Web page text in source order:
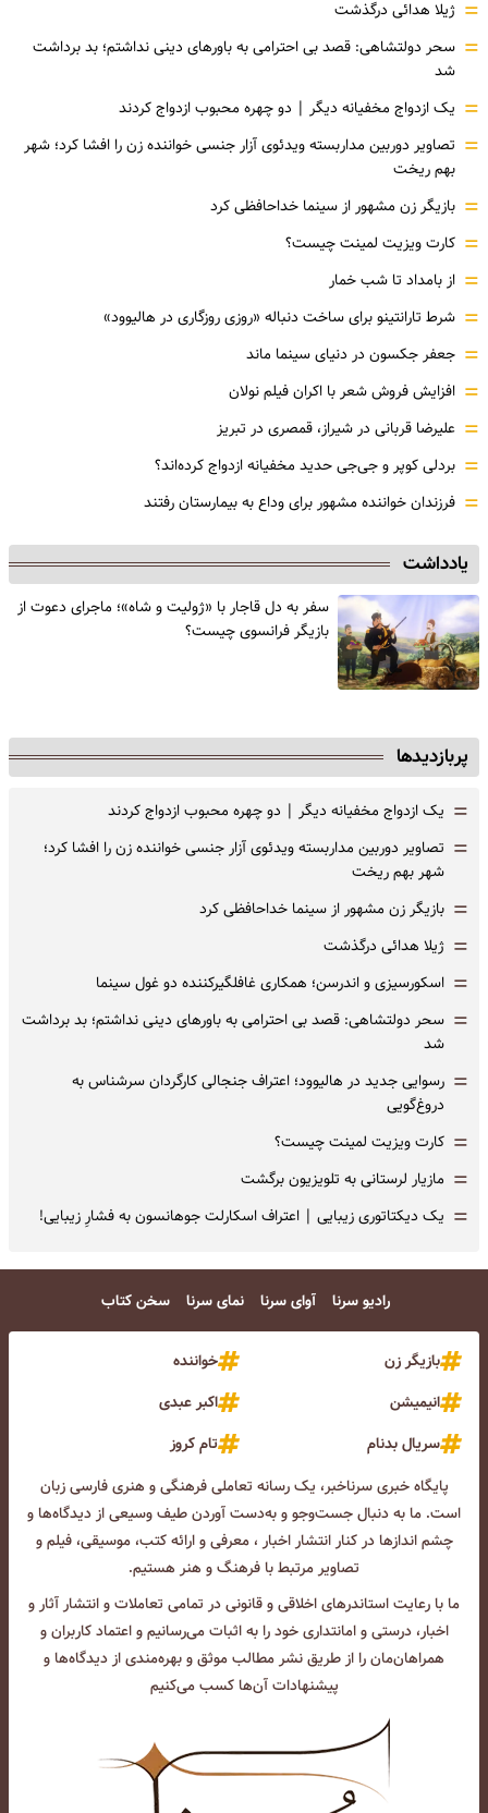
= ژیلا هدائی درگذشت
= سحر دولتشاهی: قصد بی احترامی به باورهای دینی نداشتم؛ بد برداشت
شد
= یک ازدواج مخفیانه دیگر | دو چهره محبوب ازدواج کردند
= تصاویر دوربین مداربسته ویدئوی آزار جنسی خواننده زن را افشا کرد؛ شهر
بهم ریخت
= بازیگر زن مشهور از سینما خداحافظی کرد
= کارت ویزیت لمینت چیست؟
= از بامداد تا شب خمار
= شرط تارانتینو برای ساخت دنباله «روزی روزگاری در هالیوود»
= جعفر جکسون در دنیای سینما ماند
= افزایش فروش شعر با اکران فیلم نولان
= علیرضا قربانی در شیراز، قمصری در تبریز
= بردلی کوپر و جی‌جی حدید مخفیانه ازدواج کرده‌اند؟
= فرزندان خواننده مشهور برای وداع به بیمارستان رفتند
یادداشت
سفر به دل قاجار با «ژولیت و شاه»؛ ماجرای دعوت از
‌بازیگر فرانسوی چیست؟
پربازدیدها
= یک ازدواج مخفیانه دیگر | دو چهره محبوب ازدواج کردند
= تصاویر دوربین مداربسته ویدئوی آزار جنسی خواننده زن را افشا کرد؛
شهر بهم ریخت
= بازیگر زن مشهور از سینما خداحافظی کرد
= ژیلا هدائی درگذشت
= اسکورسیزی و اندرسن؛ همکاری غافلگیرکننده دو غول سینما
= سحر دولتشاهی: قصد بی احترامی به باورهای دینی نداشتم؛ بد برداشت
شد
= رسوایی جدید در هالیوود؛ اعتراف جنجالی کارگردان سرشناس به
دروغ‌گویی
= کارت ویزیت لمینت چیست؟
= مازیار لرستانی به تلویزیون برگشت
= یک دیکتاتوری زیبایی | اعتراف اسکارلت جوهانسون به فشارِ زیبایی!
رادیو سرنا آوای سرنا نمای سرنا سخن کتاب
بازیگر زن
خواننده
انیمیشن
اکبر عبدی
سریال بدنام
تام کروز
پایگاه خبری سرناخبر، یک رسانه تعاملی فرهنگی و هنری فارسی زبان
است. ما به دنبال جست‌و‌جو و به‌دست آوردن طیف وسیعی از دیدگاه‌ها و
چشم انداز‌ها در کنار انتشار اخبار ، معرفی و ارائه کتب، موسیقی، فیلم و
تصاویر مرتبط با فرهنگ و هنر هستیم.
ما با رعایت استاندرهای اخلاقی و قانونی در تمامی تعاملات و انتشار آثار و
اخبار، درستی و امانتداری خود را به اثبات می‌رسانیم و اعتماد کاربران و
همراهان‌مان را از طریق نشر مطالب موثق و بهره‌مندی از دیدگاه‌ها و
پیشنهادات آن‌ها کسب می‌کنیم